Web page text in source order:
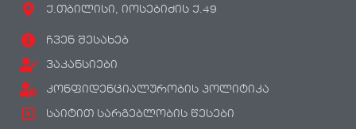
ქ.თბილისი, იოსებიძის ქ.49
ჩვენ შესახებ
ვაკანსიები
კონფიდენციალურობის პოლიტიკა
საიტით სარგებლობის წესები